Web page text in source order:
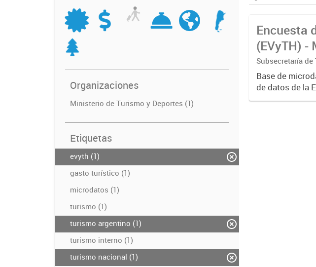
Organizaciones
Ministerio de Turismo y Deportes (1)
Etiquetas
evyth (1)
gasto turístico (1)
microdatos (1)
turismo (1)
turismo argentino (1)
turismo interno (1)
turismo nacional (1)
Encuesta
(EVyTH) -
Subsecretaría
Base de
de datos de la
EVyTH-